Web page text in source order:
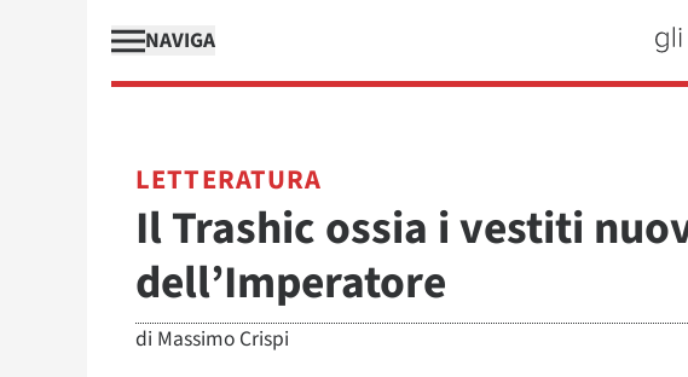
NAVIGA
LETTERATURA
Il Trashic ossia i vestiti
dell’Imperatore
di Massimo Crispi